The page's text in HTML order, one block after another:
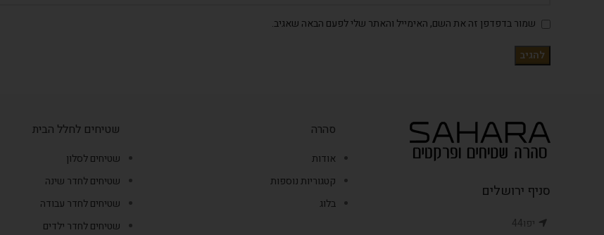
שמור בדפדפן זה את השם, האימייל והאתר שלי לפעם הבאה שאגיב.
סניף ירושלים
יפו44
סהרה
אודות
קטגוריות נוספות
בלוג
שטיחים לחלל הבית
שטיחים לסלון
שטיחים לחדר שינה
שטיחים לחדר עבודה
שטיחים לחדר ילדים